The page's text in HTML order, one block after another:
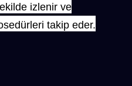
izlenir ve
takip eder.